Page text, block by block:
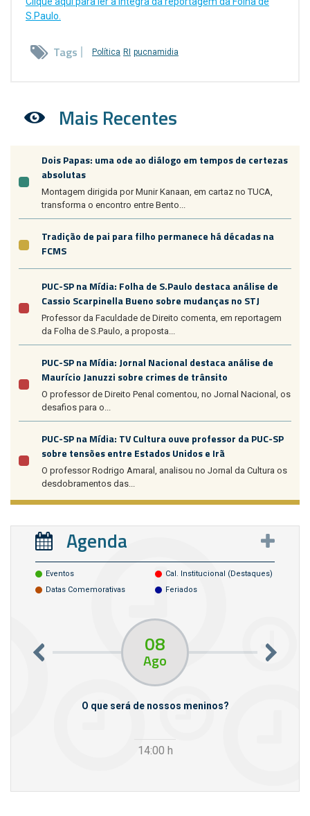
S.Paulo.
Tags Política RI pucnamidia
Mais Recentes
Dois Papas: uma ode ao diálogo em tempos de certezas
absolutas
Montagem dirigida por Munir Kanaan, em cartaz no TUCA,
transforma o encontro entre Bento...
Tradição de pai para filho permanece há décadas na
FCMS
PUC-SP na Mídia: Folha de S.Paulo destaca análise de
Cassio Scarpinella Bueno sobre mudanças no STJ
Professor da Faculdade de Direito comenta, em reportagem
da Folha de S.Paulo, a proposta...
PUC-SP na Mídia: Jornal Nacional destaca análise de
Maurício Januzzi sobre crimes de trânsito
O professor de Direito Penal comentou, no Jornal Nacional, os
desafios para o...
PUC-SP na Mídia: TV Cultura ouve professor da PUC-SP
sobre tensões entre Estados Unidos e Irã
O professor Rodrigo Amaral, analisou no Jornal da Cultura os
desdobramentos das...
Agenda
Eventos
Cal. Institucional (destaques)
Datas Comemorativas
Feriados
08
Ago
O que será de nossos meninos?
14:00 h